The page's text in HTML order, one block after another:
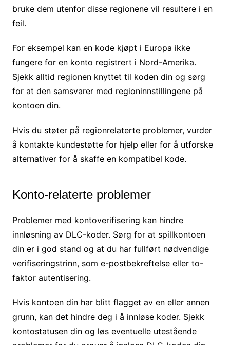
bruke dem utenfor disse regionene vil resultere i en
feil.
For eksempel kan en kode kjøpt i Europa ikke
fungere for en konto registrert i Nord-Amerika.
Sjekk alltid regionen knyttet til koden din og sørg
for at den samsvarer med regioninnstillingene på
kontoen din.
Hvis du støter på regionrelaterte problemer, vurder
å kontakte kundestøtte for hjelp eller for å utforske
alternativer for å skaffe en kompatibel kode.
Konto-relaterte problemer
Problemer med kontoverifisering kan hindre
innløsning av DLC-koder. Sørg for at spillkontoen
din er i god stand og at du har fullført nødvendige
verifiseringstrinn, som e-postbekreftelse eller to-
faktor autentisering.
Hvis kontoen din har blitt flagget av en eller annen
grunn, kan det hindre deg i å innløse koder. Sjekk
kontostatusen din og løs eventuelle utestående